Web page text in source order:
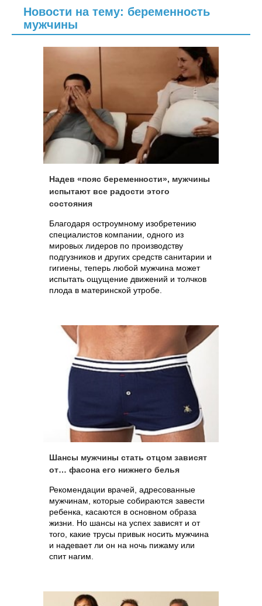
Новости на тему: беременность
мужчины
Надев «пояс беременности», мужчины
испытают все радости этого
состояния
Благодаря остроумному изобретению
специалистов компании, одного из
мировых лидеров по производству
подгузников и других средств санитарии и
гигиены, теперь любой мужчина может
испытать ощущение движений и толчков
плода в материнской утробе.
Шансы мужчины стать отцом зависят
от… фасона его нижнего белья
Рекомендации врачей, адресованные
мужчинам, которые собираются завести
ребенка, касаются в основном образа
жизни. Но шансы на успех зависят и от
того, какие трусы привык носить мужчина
и надевает ли он на ночь пижаму или
спит нагим.